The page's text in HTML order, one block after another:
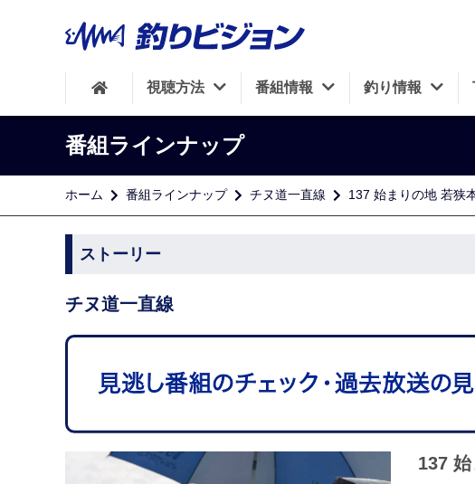
視聴方法 番組情報 釣り情報
番組ラインナップ
ホーム 番組ラインナップ チヌ道一直線 137 始まりの地 若狭
ストーリー
チヌ道一直線
137